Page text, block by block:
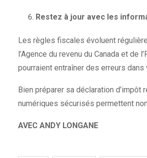
Restez à jour avec les
Les règles fiscales évoluent
l’Agence du revenu du Canada et
pourraient entraîner des erreurs dans
Bien préparer sa déclaration
numériques sécurisés permettent
AVEC ANDY LONGANE